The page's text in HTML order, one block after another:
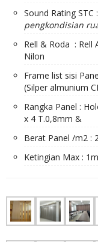
Sound Rating STC
pengkondisian
Rell & Roda : Rell
Nilon
Frame list sisi
(Silper almunium
Rangka Panel :
x 4 T.0,8mm &
Berat Panel /m2 :
Ketingian Max :